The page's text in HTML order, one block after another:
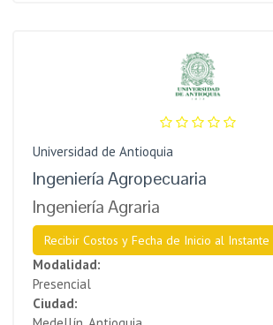
Universidad de Antioquia
Ingeniería Agropecuaria
Ingeniería Agraria
Recibir Costos y Fecha de Inicio al Instante
Modalidad:
Presencial
Ciudad: